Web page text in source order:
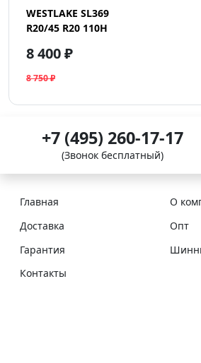
WESTLAKE SL369
R20/45 R20 110H
8 400 ₽
8 750 ₽
+7 (495) 260-17-17
(Звонок бесплатный)
Главная
О
Доставка
Опт
Гарантия
Контакты